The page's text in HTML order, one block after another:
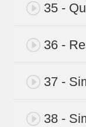
35 -
36 -
37 -
38 -